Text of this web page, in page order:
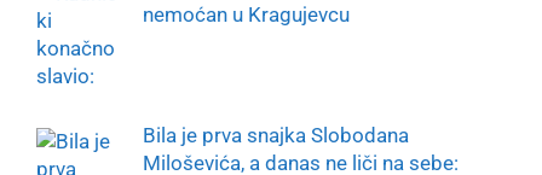
nemoćan u Kragujevcu
Bila je prva snajka Slobodana
Miloševića, a danas ne liči na sebe: